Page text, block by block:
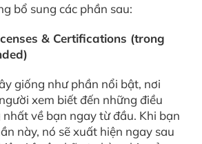
bổ sung các phần sau:
& Certifications (trong
giống như phần nổi bật, nơi
xem biết đến những điều
về bạn ngay từ đầu. Khi bạn
này, nó sẽ xuất hiện ngay sau